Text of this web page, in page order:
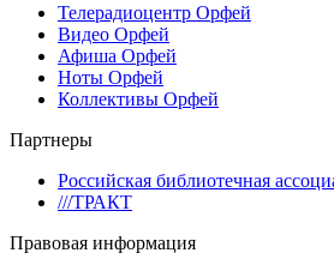
Телерадиоцентр Орфей
Видео Орфей
Афиша Орфей
Ноты Орфей
Коллективы Орфей
Партнеры
Российская библиотечная
///ТРАКТ
Правовая информация